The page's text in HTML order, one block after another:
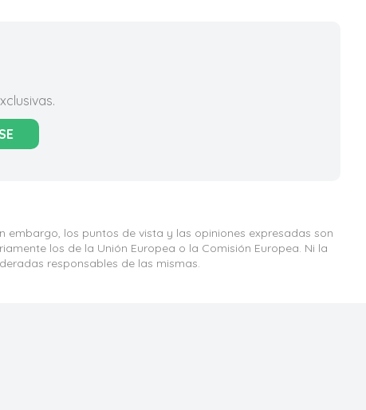
embargo, los puntos de vista y las opiniones expresadas son
los de la Unión Europea o la Comisión Europea. Ni la
responsables de las mismas.